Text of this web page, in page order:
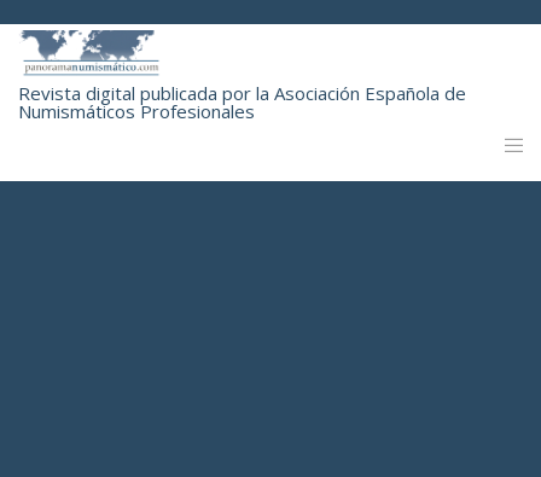
Revista digital publicada por la Asociación Española de
Numismáticos Profesionales